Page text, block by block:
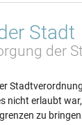
Stadt
der
nicht erlaubt
zu